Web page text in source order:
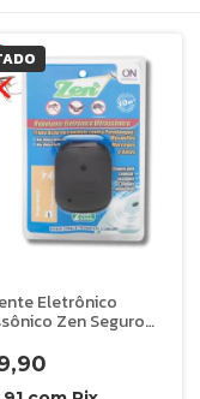
Eletrônico
Zen Seguro
30m² Amicus Preto